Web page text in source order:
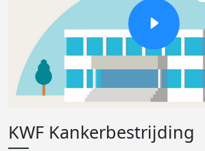
KWF Kankerbestrijding